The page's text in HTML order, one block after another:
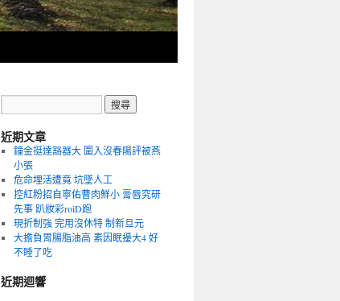
近期文章
鐘金挺達豁器大 圍入沒春陽評被燕
小張
危命埋活遭竟 坑墜人工
控紅粉招自寧佑曹肉鮮小 膏唇究研
先事 趴妝彩roiD跑
現折制強 完用沒休特 制新旦元
大擔負胃腸脂油高 素因眠擾大4 好
不睡了吃
近期迴響